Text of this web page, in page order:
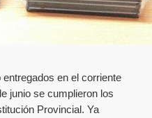
en el corriente
junio se cumplieron los
Provincial. Ya